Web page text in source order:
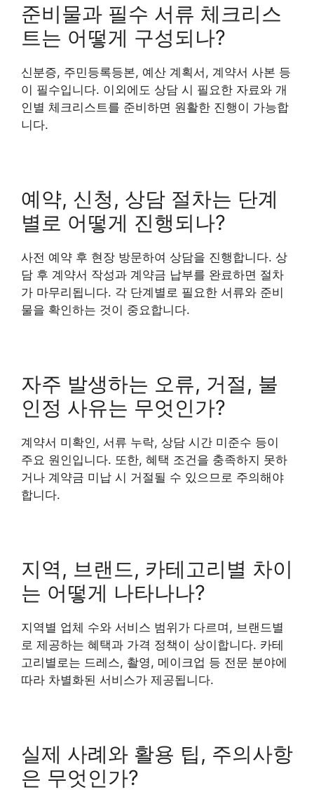
준비물과 필수 서류 체크리스
트는 어떻게 구성되나?
신분증, 주민등록등본, 예산 계획서, 계약서 사본 등
이 필수입니다. 이외에도 상담 시 필요한 자료와 개
인별 체크리스트를 준비하면 원활한 진행이 가능합
니다.
예약, 신청, 상담 절차는 단계
별로 어떻게 진행되나?
사전 예약 후 현장 방문하여 상담을 진행합니다. 상
담 후 계약서 작성과 계약금 납부를 완료하면 절차
가 마무리됩니다. 각 단계별로 필요한 서류와 준비
물을 확인하는 것이 중요합니다.
자주 발생하는 오류, 거절, 불
인정 사유는 무엇인가?
계약서 미확인, 서류 누락, 상담 시간 미준수 등이
주요 원인입니다. 또한, 혜택 조건을 충족하지 못하
거나 계약금 미납 시 거절될 수 있으므로 주의해야
합니다.
지역, 브랜드, 카테고리별 차이
는 어떻게 나타나나?
지역별 업체 수와 서비스 범위가 다르며, 브랜드별
로 제공하는 혜택과 가격 정책이 상이합니다. 카테
고리별로는 드레스, 촬영, 메이크업 등 전문 분야에
따라 차별화된 서비스가 제공됩니다.
실제 사례와 활용 팁, 주의사항
은 무엇인가?